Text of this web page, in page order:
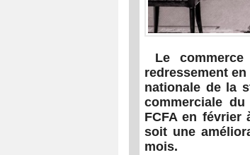
Le
redressement
nationale de la
commerciale
FCFA en février
soit une
mois.